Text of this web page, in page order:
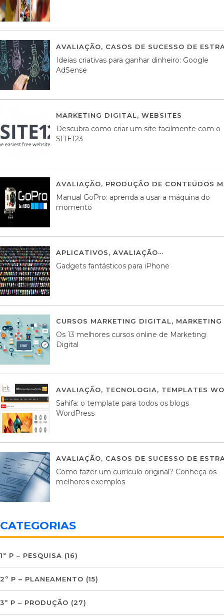
AVALIAÇÃO, CASOS DE SUCESSO DE
Ideias criativas para ganhar dinheiro: Google
AdSense
MARKETING DIGITAL, WEBSITES
Descubra como criar um site facilmente com o
SITE123
AVALIAÇÃO, PRODUÇÃO DE CONTEÚDOS
Manual GoPro: aprenda a usar a máquina do
momento
APLICATIVOS, AVALIAÇÃO
Gadgets fantásticos para iPhone
CURSOS MARKETING DIGITAL,
Os 13 melhores cursos online de Marketing
Digital
AVALIAÇÃO, TECNOLOGIA, TEMPLATES
Sahifa: o template para todos os blogs
WordPress
AVALIAÇÃO, CASOS DE SUCESSO DE
Como fazer um currículo original? Conheça os
melhores exemplos
CATEGORIAS
1º P – PESQUISA (16)
2º P – PLANEAMENTO (15)
3º P – PRODUÇÃO (27)